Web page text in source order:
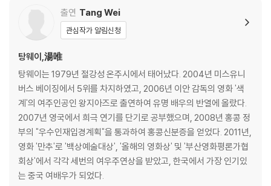
환/반품이 제한될 수 있습니다.
1) 기기 문제로 인해 발생하는 재생 불량 현상에 대해서는 반품/교환이 불
가하니 최신 소프트웨어로 업데이트된 DVD/BD 전용 기기에서 재생하실
것을 권유해 드립니다.
2) 정전기와 먼지로 인해 재생이 원활하지 않은 경우가 있습니다. 디스크
를 마른 천으로 닦으시거나, DVD 클리너 등 전용 제품을 이용하면 대부분
해결됩니다.
3) 일부 PC 연결형 ODD의 경우 호환 상의 문제로 정상적인 디스크도 재
생이 불가능한 경우가 있습니다. 독립형 전용 플레이어 사용을 권장드리
며, ODD 사용으로 인한 재생 불량의 경우 교환 시에도 동일한 오류가 발
출연 Tang Wei
관심작가 알림신청
탕웨이,湯唯
탕웨이는 1979년 절강성 온주시에서 태어났다. 2004년 미스유니
버스 베이징에서 5위를 차지하였고, 2006년 이안 감독의 영화 '색
계'의 여주인공인 왕지아즈로 출연하여 유명 배우의 반열에 올랐다.
2007년 영국에서 희극 연기를 단기로 공부했으며, 2008년 홍콩 정
부의 "우수인재입경계획"을 통과하여 홍콩신분증을 얻었다. 2011년,
영화 '만추'로 '백상예술대상', '올해의 영화상' 및 '부산영화평론가협
회상'에서 각각 세번의 여우주연상을 받았고, 한국에서 가장 인기있
는 중국 여배우가 되었다.